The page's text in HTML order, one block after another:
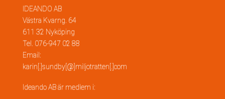
IDEANDO AB
Västra Kvarng. 64
611 32 Nyköping
Tel. 076-947 02 88
Email:
karin[.]sundby[@]miljotratten[.]com
Ideando AB är medlem i: